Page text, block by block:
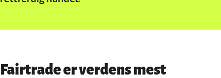
Fairtrade er verdens mest